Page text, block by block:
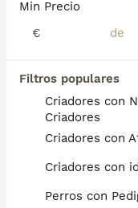
Min Precio
€
Filtros populares
Criadores con
Criadores
Criadores con
Criadores con
Perros con
¿Cuánto
de Border
El coste medio
497€, aunque